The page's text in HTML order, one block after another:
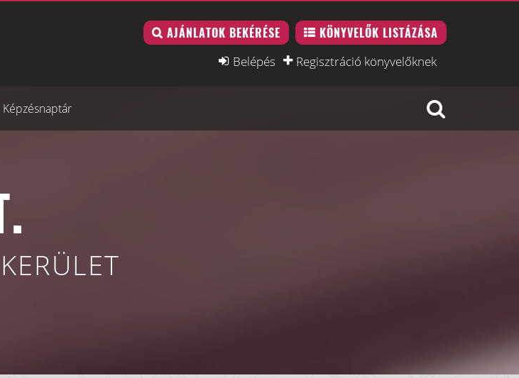
AJÁNLATOK BEKÉRÉSE KÖNYVELŐK LISTÁZÁSA
Belépés Regisztráció könyvelőknek
Képzésnaptár